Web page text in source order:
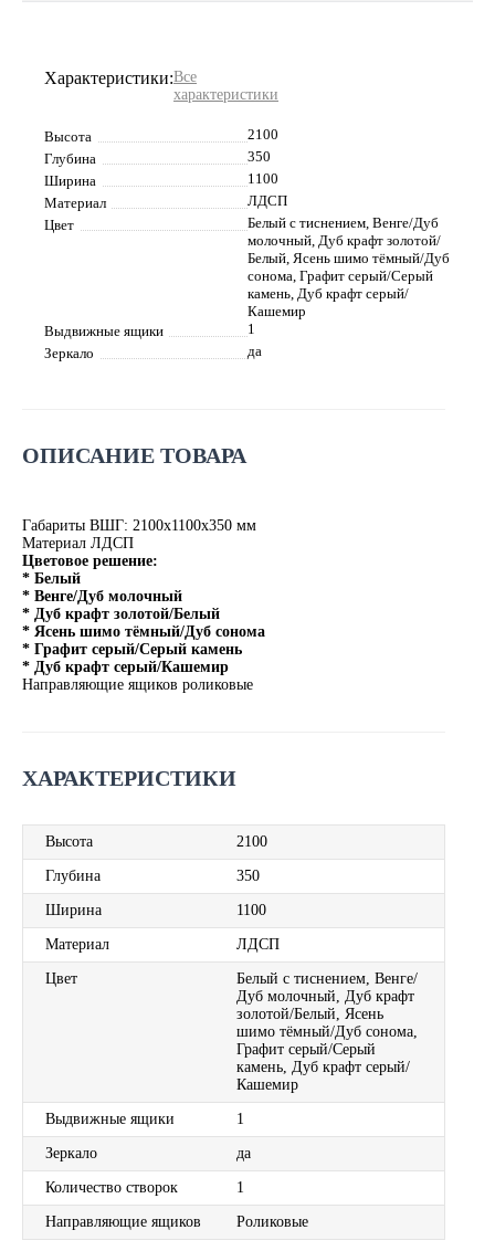
Характеристики:Все
характеристики
Высота
2100
Глубина
350
Ширина
1100
Материал
ЛДСП
Цвет
Белый с тиснением, Венге/Дуб
молочный, Дуб крафт золотой/
Белый, Ясень шимо тёмный/Дуб
сонома, Графит серый/Серый
камень, Дуб крафт серый/
Кашемир
Выдвижные ящики
1
Зеркало
да
ОПИСАНИЕ ТОВАРА
Габариты ВШГ: 2100х1100х350 мм
Материал ЛДСП
Цветовое решение:
* Белый
* Венге/Дуб молочный
* Дуб крафт золотой/Белый
* Ясень шимо тёмный/Дуб сонома
* Графит серый/Серый камень
* Дуб крафт серый/Кашемир
Направляющие ящиков роликовые
ХАРАКТЕРИСТИКИ
Высота 2100
Глубина 350
Ширина 1100
Материал ЛДСП
Цвет
Белый с тиснением, Венге/
Дуб молочный, Дуб крафт
золотой/Белый, Ясень
шимо тёмный/Дуб сонома,
Графит серый/Серый
камень, Дуб крафт серый/
Кашемир
Выдвижные ящики 1
Зеркало да
Количество створок 1
Направляющие ящиков Роликовые